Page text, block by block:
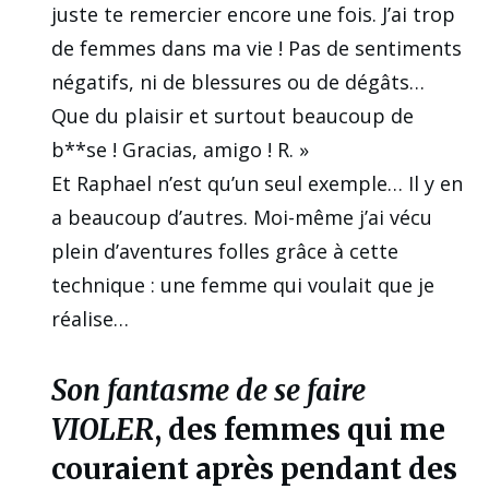
juste te remercier encore une fois. J’ai trop
de femmes dans ma vie ! Pas de sentiments
négatifs, ni de blessures ou de dégâts…
Que du plaisir et surtout beaucoup de
b**se ! Gracias, amigo ! R. »
Et Raphael n’est qu’un seul exemple… Il y en
a beaucoup d’autres. Moi-même j’ai vécu
plein d’aventures folles grâce à cette
technique : une femme qui voulait que je
réalise…
Son fantasme de se faire
VIOLER, des femmes qui me
couraient après pendant des